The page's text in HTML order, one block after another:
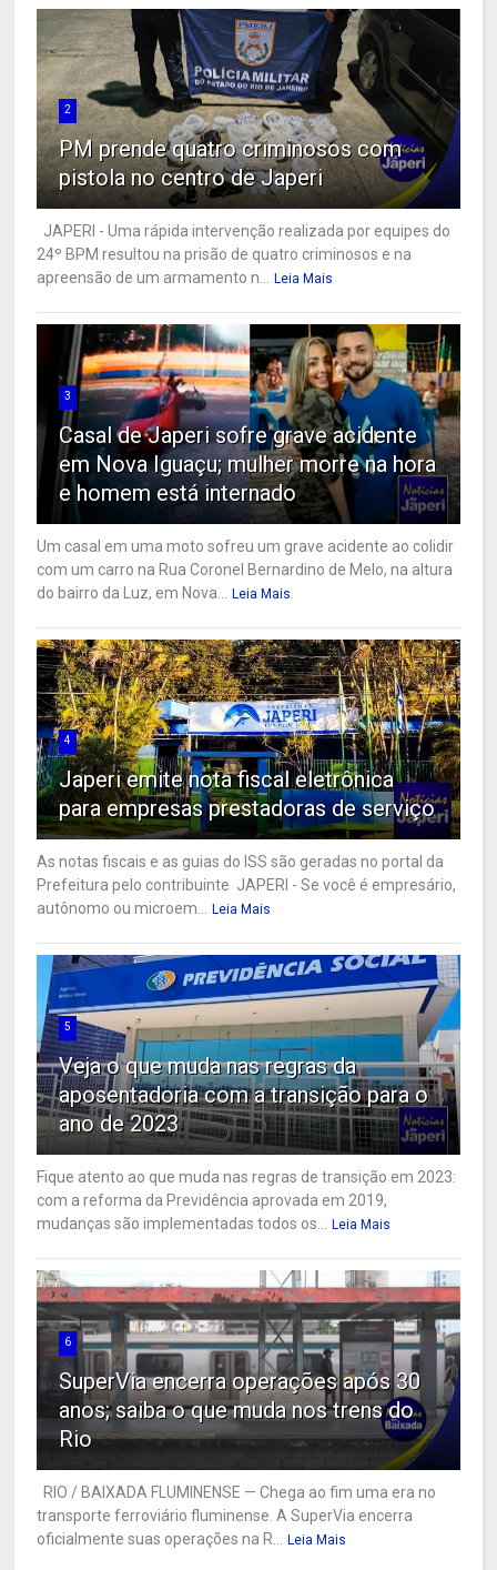
2
PM prende quatro criminosos com
pistola no centro de Japeri
JAPERI - Uma rápida intervenção realizada por equipes do
24º BPM resultou na prisão de quatro criminosos e na
apreensão de um armamento n...
Leia Mais
3
Casal de Japeri sofre grave acidente
em Nova Iguaçu; mulher morre na hora
e homem está internado
Um casal em uma moto sofreu um grave acidente ao colidir
com um carro na Rua Coronel Bernardino de Melo, na altura
do bairro da Luz, em Nova...
Leia Mais
4
Japeri emite nota fiscal eletrônica
para empresas prestadoras de serviço
As notas fiscais e as guias do ISS são geradas no portal da
Prefeitura pelo contribuinte JAPERI - Se você é empresário,
autônomo ou microem...
Leia Mais
5
Veja o que muda nas regras da
aposentadoria com a transição para o
ano de 2023
Fique atento ao que muda nas regras de transição em 2023:
com a reforma da Previdência aprovada em 2019,
mudanças são implementadas todos os...
Leia Mais
6
SuperVia encerra operações após 30
anos; saiba o que muda nos trens do
Rio
RIO / BAIXADA FLUMINENSE — Chega ao fim uma era no
transporte ferroviário fluminense. A SuperVia encerra
oficialmente suas operações na R...
Leia Mais